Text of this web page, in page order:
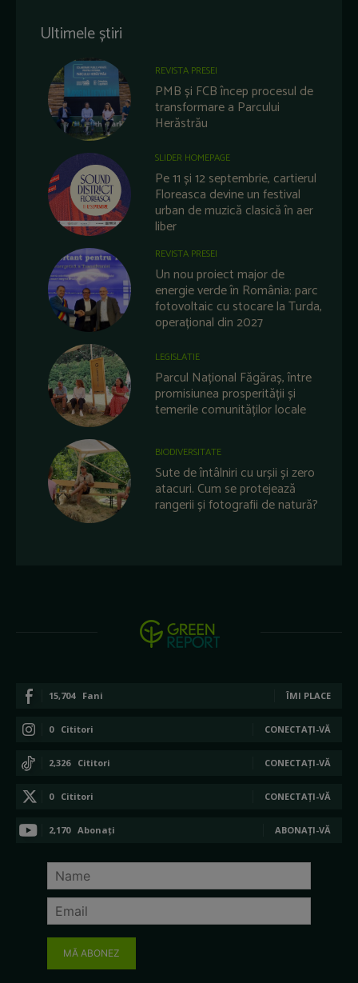
Ultimele știri
REVISTA PRESEI
PMB și FCB încep procesul de
transformare a Parcului
Herăstrău
SLIDER HOMEPAGE
Pe 11 și 12 septembrie, cartierul
Floreasca devine un festival
urban de muzică clasică în aer
liber
REVISTA PRESEI
Un nou proiect major de
energie verde în România: parc
fotovoltaic cu stocare la Turda,
operațional din 2027
LEGISLATIE
Parcul Național Făgăraș, între
promisiunea prosperității și
temerile comunităților locale
BIODIVERSITATE
Sute de întâlniri cu urșii și zero
atacuri. Cum se protejează
rangerii și fotografii de natură?
15,704 Fani ÎMI PLACE
0 Cititori CONECTAȚI-VĂ
2,326 Cititori CONECTAȚI-VĂ
0 Cititori CONECTAȚI-VĂ
2,170 Abonați ABONAȚI-VĂ
MĂ ABONEZ